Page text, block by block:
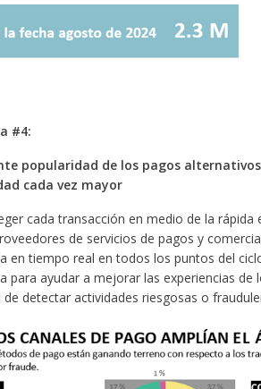
#4:
popularidad de los pagos
cada vez mayor
cada transacción en medio de la
de servicios de pagos y
en tiempo real en todos los puntos del
para ayudar a mejorar las experiencias
de detectar actividades riesgosas o